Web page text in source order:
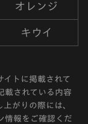
オレンジ
キウイ
イトに掲載されて
載されている内容
がりの際には、
情報をご確認くだ